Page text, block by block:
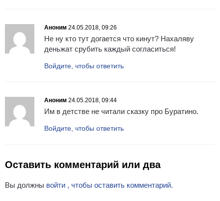
Аноним 24.05.2018, 09:26
Не ну кто тут догается что кинут? Нахаляву
деньжат срубить каждый согласиться!
Войдите, чтобы ответить
Аноним 24.05.2018, 09:44
Им в детстве не читали сказку про Буратино.
Войдите, чтобы ответить
Оставить комментарий или два
Вы должны войти , чтобы оставить комментарий.